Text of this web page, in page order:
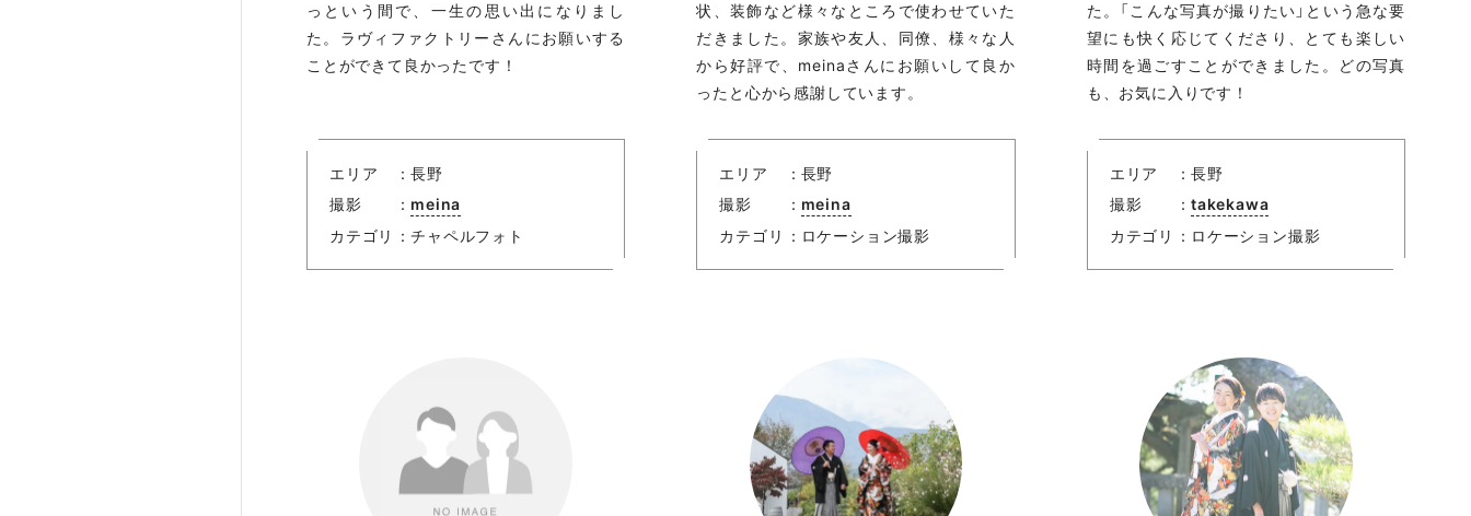
っという間で、一生の思い出になりまし
た。ラヴィファクトリーさんにお願いする
ことができて良かったです！
エリア
長野
撮影
meina
カテゴリ
チャペルフォト
状、装飾など様々なところで使わせていた
だきました。家族や友人、同僚、様々な人
から好評で、meinaさんにお願いして良か
ったと心から感謝しています。
エリア
長野
撮影
meina
カテゴリ
ロケーション撮影
た。「こんな写真が撮りたい」という急な要
望にも快く応じてくださり、とても楽しい
時間を過ごすことができました。どの写真
も、お気に入りです！
エリア
長野
撮影
takekawa
カテゴリ
ロケーション撮影